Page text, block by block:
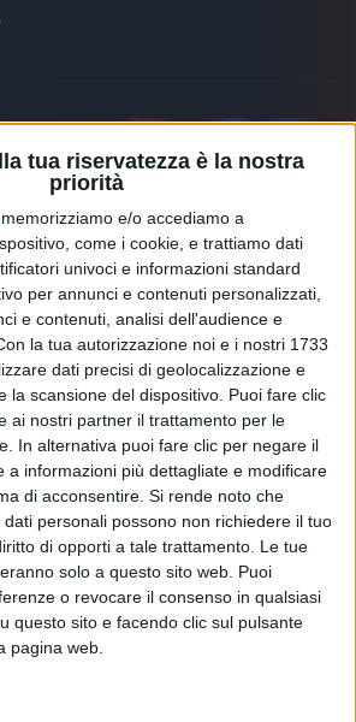
tua riservatezza è la nostra
priorità
memorizziamo e/o accediamo a
come i cookie, e trattiamo dati
univoci e informazioni standard
per annunci e contenuti personalizzati,
e contenuti, analisi dell'audience e
la tua autorizzazione noi e i nostri 1733
dati precisi di geolocalizzazione e
la scansione del dispositivo. Puoi fare clic
ai nostri partner il trattamento per le
In alternativa puoi fare clic per negare il
a informazioni più dettagliate e modificare
di acconsentire. Si rende noto che
personali possono non richiedere il tuo
di opporti a tale trattamento. Le tue
solo a questo sito web. Puoi
o revocare il consenso in qualsiasi
questo sito e facendo clic sul pulsante
pagina web.
Italia Live (11/04/25)